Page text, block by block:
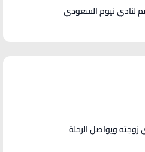
لنادي نيوم السعودي